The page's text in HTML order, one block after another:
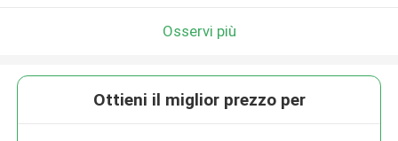
Osservi più
Ottieni il miglior prezzo per